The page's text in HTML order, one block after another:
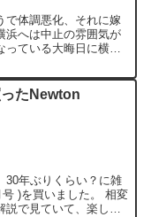
で体調悪化、それに嫁
浜へは中止の雰囲気が
っている大晦日に横浜
たNewton
30年ぶりくらい？に雑
)を買いました。 相変
説で見ていて、楽しい